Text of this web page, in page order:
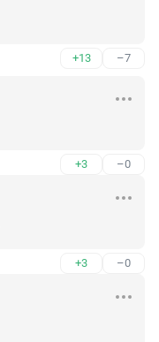
+13 –7
+3 –0
+3 –0